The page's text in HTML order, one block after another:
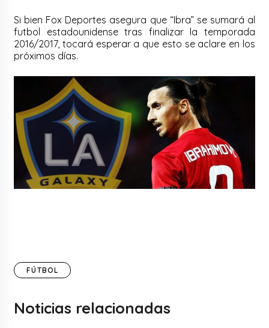
Si bien Fox Deportes asegura que “Ibra” se sumará al
futbol estadounidense tras finalizar la temporada
2016/2017, tocará esperar a que esto se aclare en los
próximos días.
FÚTBOL
Noticias relacionadas